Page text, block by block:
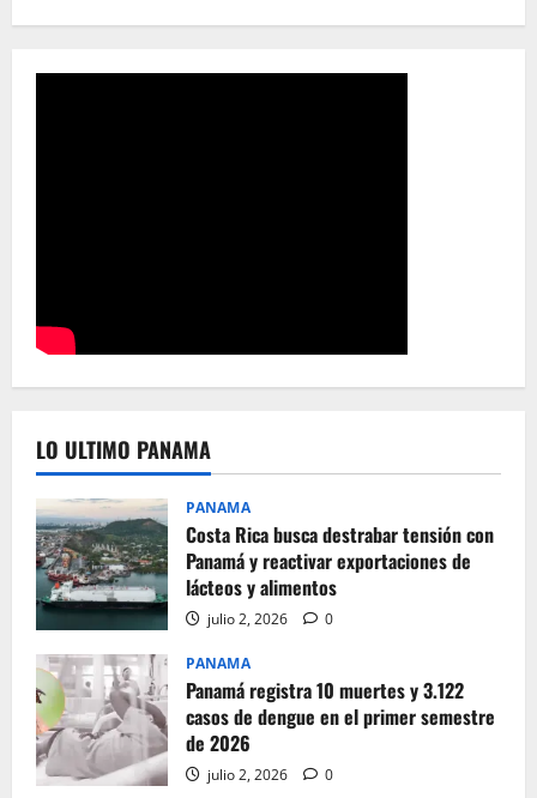
LO ULTIMO PANAMA
PANAMA
Costa Rica busca destrabar tensión con
Panamá y reactivar exportaciones de
lácteos y alimentos
julio 2, 2026 0
PANAMA
Panamá registra 10 muertes y 3.122
casos de dengue en el primer semestre
de 2026
julio 2, 2026 0